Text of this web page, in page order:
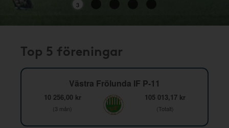
3
Top 5 föreningar
Västra Frölunda IF P-11
10 256,00 kr
(3 mån)
105 013,17 kr
(Totalt)